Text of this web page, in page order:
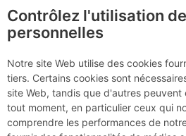
Jan Mayen
Type de région pays
Contrôlez l'utilisation
personnelles
Notre site Web utilise des cookies
tiers. Certains cookies sont
site Web, tandis que d'autres peuvent
tout moment, en particulier ceux qui
comprendre les performances de